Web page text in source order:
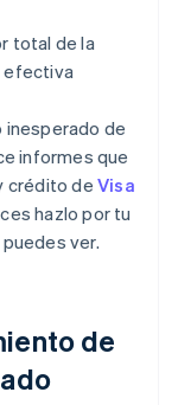
total de la
efectiva
inesperado de
informes que
crédito deVisa
hazlo por tu
ver.
de